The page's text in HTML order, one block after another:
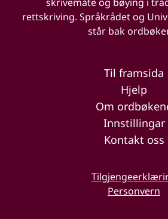
rettskriving. Språkrådet og
står bak
Til framsida
Hjelp
Om
Innstillingar
Kontakt oss
Personvern